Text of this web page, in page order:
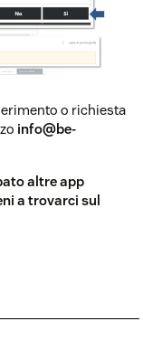
o richiesta
info@be-
altre app
a trovarci sul